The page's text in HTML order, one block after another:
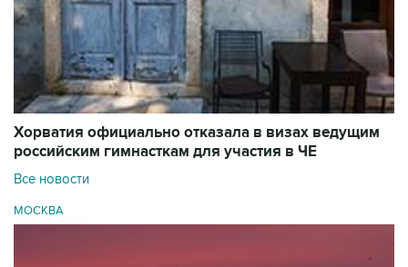
Хорватия официально отказала в визах ведущим
российским гимнасткам для участия в ЧЕ
Все новости
МОСКВА